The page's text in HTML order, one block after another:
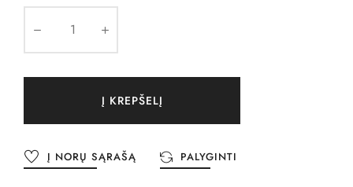
Į KREPŠELĮ
Į NORŲ SĄRAŠĄ PALYGINTI